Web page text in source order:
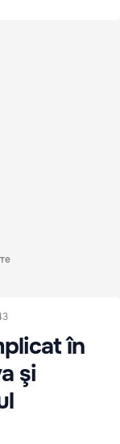
în
şi